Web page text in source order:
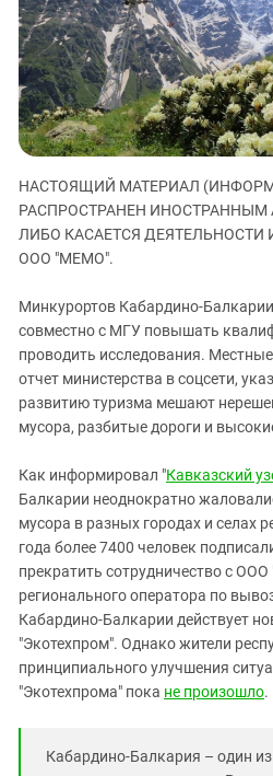
Дагестан
Ингушетия
Кабардино-Балкария
Калмыкия
Карачаево-Черкесия
Краснодарский край
Российская Федерация
Северная Осетия - Алания
СКФО
Ставропольский край
Чечня
Южный Кавказ
ЮФО
НАСТОЯЩИЙ МАТЕРИАЛ
РАСПРОСТРАНЕН ИНОСТРАННЫМ
ЛИБО КАСАЕТСЯ ДЕЯТЕЛЬНОСТИ
ООО "МЕМО".
Минкурортов Кабардино-
совместно с МГУ повышать
проводить исследования.
отчет министерства в соцсети,
развитию туризма мешают
мусора, разбитые дороги и
Как информировал "Кавказский
Балкарии неоднократно
мусора в разных городах и селах
года более 7400 человек
прекратить сотрудничество с ООО
регионального оператора по
Кабардино-Балкарии действует
"Экотехпром". Однако жители
принципиального улучшения
"Экотехпрома" пока не произошло.
Кабардино-Балкария – один